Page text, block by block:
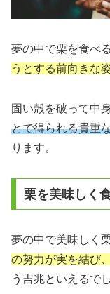
夢の中で栗を食べ
うとする前向きな
固い殻を破って中
とで得られる貴重
ります。
栗を美味しく
夢の中で美味しく
の努力が実を結び
う吉兆といえるで